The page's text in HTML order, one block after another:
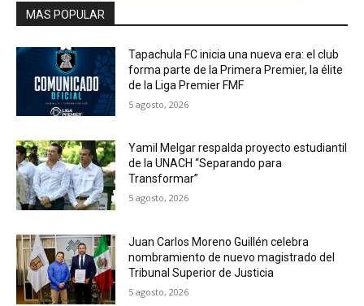
MAS POPULAR
Tapachula FC inicia una nueva era: el club
forma parte de la Primera Premier, la élite
de la Liga Premier FMF
5 agosto, 2026
Yamil Melgar respalda proyecto estudiantil
de la UNACH “Separando para
Transformar”
5 agosto, 2026
Juan Carlos Moreno Guillén celebra
nombramiento de nuevo magistrado del
Tribunal Superior de Justicia
5 agosto, 2026